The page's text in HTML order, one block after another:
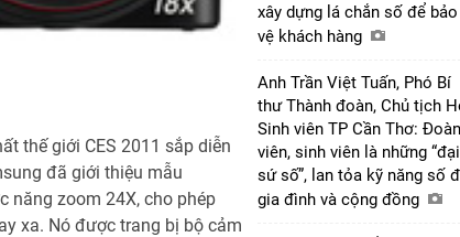
thế giới CES 2011 sắp diễn
đã giới thiệu mẫu
năng zoom 24X, cho phép
xa. Nó được trang bị bộ cảm
xây dựng lá chắn số để bảo
vệ khách hàng
Anh Trần Việt Tuấn, Phó Bí
thư Thành đoàn, Chủ tịch
Sinh viên TP Cần Thơ: Đoàn
viên, sinh viên là những “đại
sứ số”, lan tỏa kỹ năng số
gia đình và cộng đồng